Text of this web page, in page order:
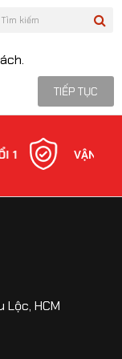
TIẾP TỤC
VẬN CHUYỂN
Lộc, HCM